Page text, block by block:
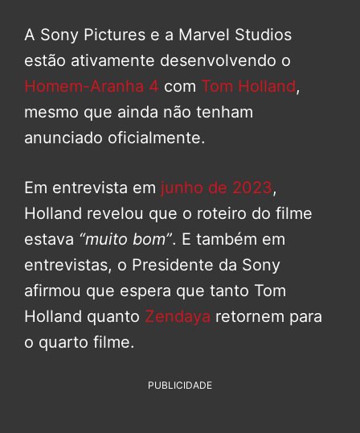
A Sony Pictures e a Marvel Studios
estão ativamente desenvolvendo o
Homem-Aranha 4 com Tom Holland,
mesmo que ainda não tenham
anunciado oficialmente.
Em entrevista em junho de 2023,
Holland revelou que o roteiro do filme
estava “muito bom”. E também em
entrevistas, o Presidente da Sony
afirmou que espera que tanto Tom
Holland quanto Zendaya retornem para
o quarto filme.
PUBLICIDADE